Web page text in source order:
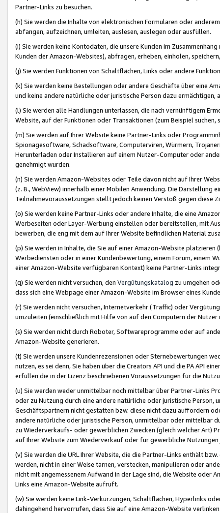
Partner-Links zu besuchen.
(h) Sie werden die Inhalte von elektronischen Formularen oder
abfangen, aufzeichnen, umleiten, auslesen, auslegen oder ausfüllen.
(i) Sie werden keine Kontodaten, die unsere Kunden im
Kunden der Amazon-Websites), abfragen, erheben, einholen,
(j) Sie werden Funktionen von Schaltflächen, Links oder andere
(k) Sie werden keine Bestellungen oder andere Geschäfte über eine
und keine andere natürliche oder juristische Person dazu
(l) Sie werden alle Handlungen unterlassen, die nach vernünftigem
Website, auf der Funktionen oder Transaktionen (zum Beispiel
(m) Sie werden auf Ihrer Website keine Partner-Links oder
Spionagesoftware, Schadsoftware, Computerviren, Würmern,
Herunterladen oder Installieren auf einem Nutzer-Computer oder
genehmigt wurden.
(n) Sie werden Amazon-Websites oder Teile davon nicht auf Ihrer
(z. B., WebView) innerhalb einer Mobilen Anwendung. Die Darstellung
Teilnahmevoraussetzungen stellt jedoch keinen Verstoß gegen diese
(o) Sie werden keine Partner-Links oder andere Inhalte, die eine
Werbeseiten oder Layer-Werbung einstellen oder bereitstellen, mit
bewerben, die eng mit dem auf Ihrer Website befindlichen Material
(p) Sie werden in Inhalte, die Sie auf einer Amazon-Website
Werbediensten oder in einer Kundenbewertung, einem Forum, einem
einer Amazon-Website verfügbaren Kontext) keine Partner-Links
(q) Sie werden nicht versuchen, den Vergütungskatalog zu umgehen
dass sich eine Webpage einer Amazon-Website im Browser eines
(r) Sie werden nicht versuchen, Internetverkehr (Traffic) oder
umzuleiten (einschließlich mit Hilfe von auf den Computern der
(s) Sie werden nicht durch Roboter, Softwareprogramme oder auf
Amazon-Website generieren.
(t) Sie werden unsere Kundenrezensionen oder Sternebewertungen
nutzen, es sei denn, Sie haben über die Creators API und die PA API
erfüllen die in der Lizenz beschriebenen Voraussetzungen für die
(u) Sie werden weder unmittelbar noch mittelbar über Partner-Links
oder zu Nutzung durch eine andere natürliche oder juristische
Geschäftspartnern nicht gestatten bzw. diese nicht dazu auffordern
andere natürliche oder juristische Person, unmittelbar oder mittelbar
zu Wiederverkaufs- oder gewerblichen Zwecken (gleich welcher Art)
auf Ihrer Website zum Wiederverkauf oder für gewerbliche
(v) Sie werden die URL Ihrer Website, die die Partner-Links enthält
werden, nicht in einer Weise tarnen, verstecken, manipulieren oder
nicht mit angemessenem Aufwand in der Lage sind, die Website oder
Links eine Amazon-Website aufruft.
(w) Sie werden keine Link-Verkürzungen, Schaltflächen, Hyperlinks
dahingehend hervorrufen, dass Sie auf eine Amazon-Website